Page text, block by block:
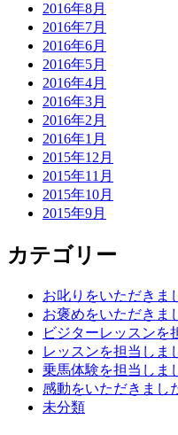
2016年8月
2016年7月
2016年6月
2016年5月
2016年4月
2016年3月
2016年2月
2016年1月
2015年12月
2015年11月
2015年10月
2015年9月
カテゴリー
お叱りをいただきま
お褒めをいただきま
ビジターレッスンを
レッスンを担当しま
乗馬体験を担当しま
感動をいただきまし
未分類